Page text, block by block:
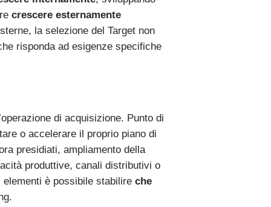
crescere esternamente
la selezione del Target non
risponda ad esigenze specifiche
di acquisizione. Punto di
o accelerare il proprio piano di
presidiati, ampliamento della
produttive, canali distributivi o
è possibile stabilire che